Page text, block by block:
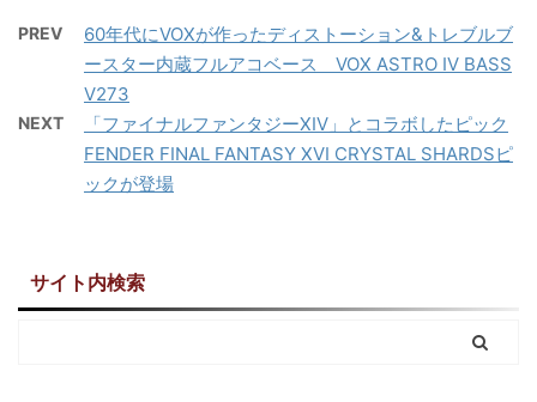
PREV
60年代にVOXが作ったディストーション&トレブルブ
ースター内蔵フルアコベース VOX ASTRO IV BASS
V273
NEXT
「ファイナルファンタジーXIV」とコラボしたピック
FENDER FINAL FANTASY XVI CRYSTAL SHARDSピ
ックが登場
サイト内検索